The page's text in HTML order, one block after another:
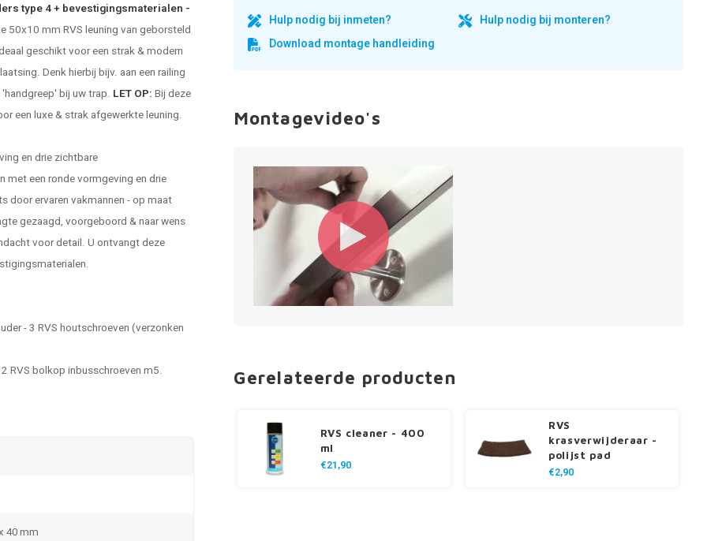
type 4 + bevestigingsmaterialen -
50x10 mmRVS leuning van geborsteld
geschikt voor een strak & modern
Denk hierbij bijv. aan een railing
bij uw trap. LET OP: Bij deze
een luxe & strak afgewerkte leuning.
en drie zichtbare
met een ronde vormgeving en drie
door ervaren vakmannen - op maat
gezaagd, voorgeboord & naar wens
voor detail. U ontvangt deze
- 3 RVS houtschroeven (verzonken
RVS bolkop inbusschroeven m5.
40 mm
Hulp nodig bij inmeten?
Hulp nodig bij monteren?
Download montage handleiding
Montagevideo's
Gerelateerde producten
RVS cleaner - 400
ml
€21,90
RVS
krasverwijderaar -
polijst pad
€2,90